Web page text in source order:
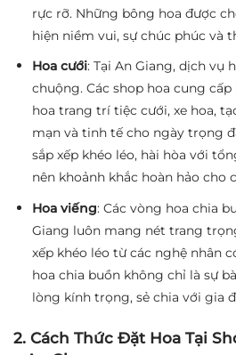
rực rỡ. Những bông hoa được
hiện niềm vui, sự chúc phúc và
Hoa cưới: Tại An Giang, dịch vụ
chuộng. Các shop hoa cung
hoa trang trí tiệc cưới, xe hoa,
mạn và tinh tế cho ngày trọng
sắp xếp khéo léo, hài hòa với
nên khoảnh khắc hoàn hảo cho
Hoa viếng: Các vòng hoa chia
Giang luôn mang nét trang
xếp khéo léo từ các nghệ nhân
hoa chia buồn không chỉ là sự
lòng kính trọng, sẻ chia với gia
2. Cách Thức Đặt Hoa Tại